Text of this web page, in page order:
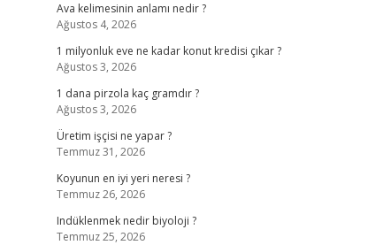
Ava kelimesinin anlamı nedir ?
Ağustos 4, 2026
1 milyonluk eve ne kadar konut kredisi çıkar ?
Ağustos 3, 2026
1 dana pirzola kaç gramdır ?
Ağustos 3, 2026
Üretim işçisi ne yapar ?
Temmuz 31, 2026
Koyunun en iyi yeri neresi ?
Temmuz 26, 2026
Indüklenmek nedir biyoloji ?
Temmuz 25, 2026